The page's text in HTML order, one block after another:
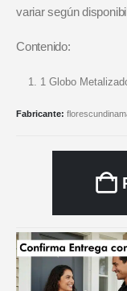
variar según
Contenido:
1 Globo
Fabricante: